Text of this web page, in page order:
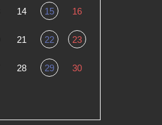
14 15 16
21 22 23
28 29 30